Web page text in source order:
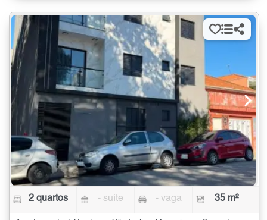
2 quartos - suíte - vaga 35 m²